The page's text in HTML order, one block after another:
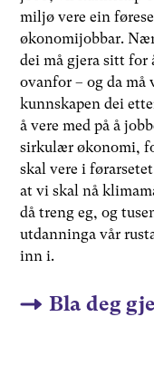
miljø vere ein
økonomijobbar.
dei må gjera sitt
ovanfor – og da må
kunnskapen dei
å vere med på å
sirkulær økonomi,
skal vere i
at vi skal nå
då treng eg, og
utdanninga vår
inn i.
Bla deg